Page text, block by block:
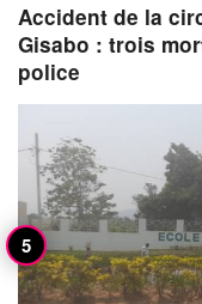
Accident de la
Gisabo : trois
police